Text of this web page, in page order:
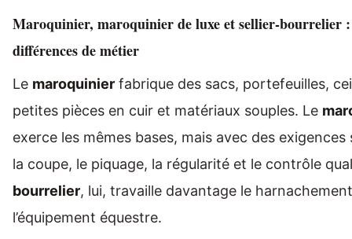
Maroquinier, maroquinier de luxe et sellier-bourrelier :
différences de métier
Le maroquinier fabrique des sacs, portefeuilles,
petites pièces en cuir et matériaux souples. Le
exerce les mêmes bases, mais avec des exigences
la coupe, le piquage, la régularité et le contrôle
bourrelier, lui, travaille davantage le
l’équipement équestre.